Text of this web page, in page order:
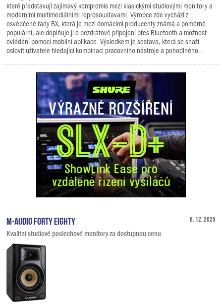
které představují zajímavý kompromis mezi klasickými studiovými monitory a
moderními multimediálními reprosoustavami. Výrobce zde vychází z
osvědčené řady BX, která je mezi domácími producenty známá a poměrně
populární, ale doplňuje ji o bezdrátové připojení přes Bluetooth a možnost
ovládání pomocí mobilní aplikace. Výsledkem je sestava, která se snaží
oslovit uživatele hledající kombinaci pracovního nástroje a pohodlného...
8. 12. 2025
M-Audio Forty Eighty
Kvalitní studiové poslechové monitory za dostupnou cenu.